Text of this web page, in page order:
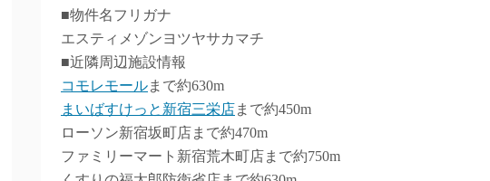
■物件名フリガナ
エスティメゾンヨツヤサカマチ
■近隣周辺施設情報
コモレモールまで約630m
まいばすけっと新宿三栄店まで約450m
ローソン新宿坂町店まで約470m
ファミリーマート新宿荒木町店まで約750m